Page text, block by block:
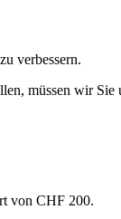
verbessern.
müssen wir
von CHF 200.